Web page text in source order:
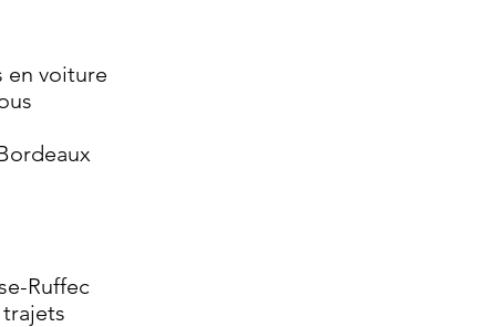
en voiture
Ruffec